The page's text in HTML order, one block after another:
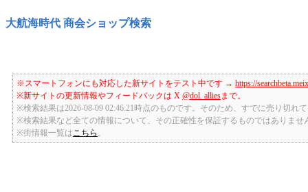
大航海時代 商会ショップ検索
※スマートフォンにも対応した新サイトをテスト中です → https://
※新サイトの更新情報やフィードバックは X @dol_alliesまで。
※検索結果は2026-08-09 02:46:21時点のものです。そのため、すでに売り切れ
※検索結果など全ての情報について、その正確性を保証するものではありませ
※街情報一覧は こちら